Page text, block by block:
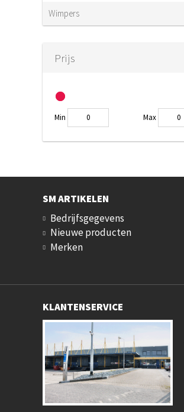
Wimpers
Prijs
Min Max
SM ARTIKELEN
Bedrijfsgegevens
Nieuwe producten
Merken
KLANTENSERVICE